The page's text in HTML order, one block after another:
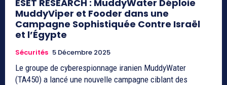
ESET RESEARCH : MuddyWater Déploie
MuddyViper et Fooder dans une
Campagne Sophistiquée Contre Israël
et l’Égypte
Sécurités 5 Décembre 2025
Le groupe de cyberespionnage iranien MuddyWater
(TA450) a lancé une nouvelle campagne ciblant des